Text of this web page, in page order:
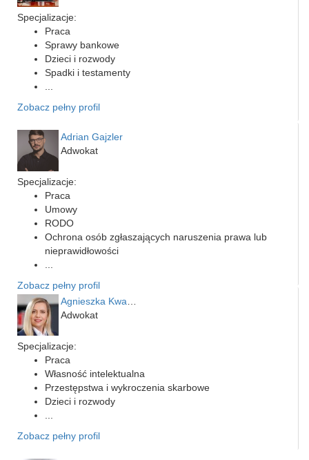
Specjalizacje:
Praca
Sprawy bankowe
Dzieci i rozwody
Spadki i testamenty
Zobacz pełny profil
Adrian Gajzler
Adwokat
Specjalizacje:
Praca
Umowy
RODO
Ochrona osób zgłaszających naruszenia prawa lub
nieprawidłowości
Zobacz pełny profil
Adwokat
Specjalizacje:
Praca
Własność intelektualna
Przestępstwa i wykroczenia skarbowe
Dzieci i rozwody
Zobacz pełny profil